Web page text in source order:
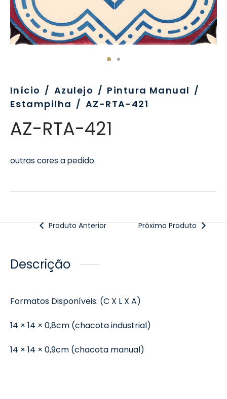
Início / Azulejo / Pintura Manual /
Estampilha / AZ-RTA-421
AZ-RTA-421
outras cores a pedido
Produto Anterior Próximo Produto
Descrição
Formatos Disponíveis: (C X L X A)
14 × 14 × 0,8cm (chacota industrial)
14 × 14 × 0,9cm (chacota manual)